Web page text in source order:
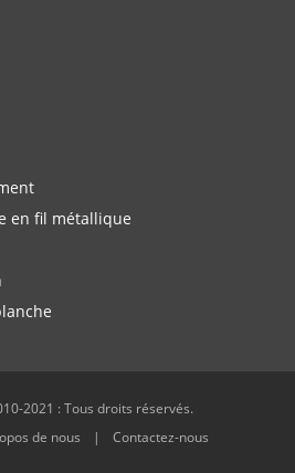
en fil métallique
2021 : Tous droits réservés.
de nous Contactez-nous